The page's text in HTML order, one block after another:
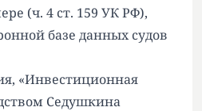
(ч. 4 ст. 159 УК РФ),
базе данных судов
«Инвестиционная
Седушкина